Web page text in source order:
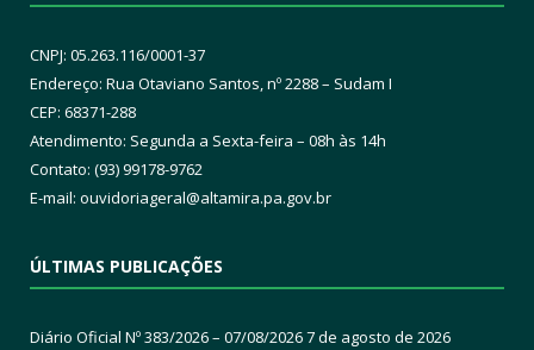
CNPJ: 05.263.116/0001-37
Endereço: Rua Otaviano Santos, nº 2288 – Sudam I
CEP: 68371-288
Atendimento: Segunda a Sexta-feira – 08h às 14h
Contato: (93) 99178-9762
E-mail: ouvidoriageral@altamira.pa.gov.br
ÚLTIMAS PUBLICAÇÕES
Diário Oficial Nº 383/2026 – 07/08/20267 de agosto de 2026